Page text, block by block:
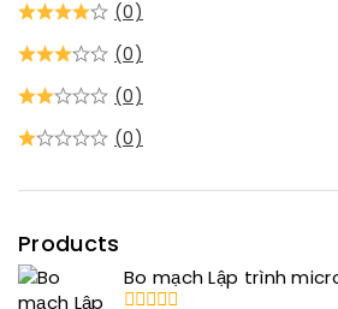
(0)
(0)
(0)
(0)
Products
Bo mạch Lập trình